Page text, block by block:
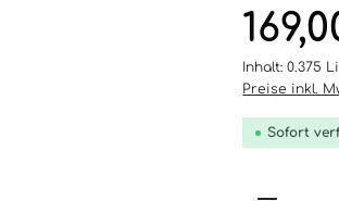
Regulärer
Inhalt:0.375
Preise inkl.
Sofort